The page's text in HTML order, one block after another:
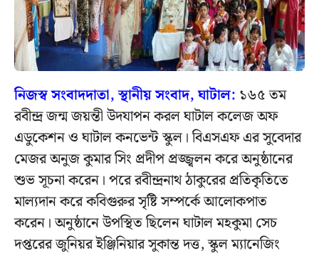
নিজস্ব সংবাদদাতা, স্থানীয় সংবাদ, ঘাটাল: ১৬৫ তম
রবীন্দ্র জন্ম জয়ন্তী উদযাপন করল ঘাটাল কলেজ অফ
এডুকেশন ও ঘাটাল কনভেন্ট স্কুল। বিএসএফ এর সুবেদার
মেজর অনুজ কুমার সিং প্রদীপ প্রজ্জ্বলন করে অনুষ্ঠানের
শুভ সূচনা করেন। পরে রবীন্দ্রনাথ ঠাকুরের প্রতিকৃতিতে
মাল্যদান করে কবিগুরুর সৃষ্টি সম্পর্কে আলোকপাত
করেন। অনুষ্ঠানে উপস্থিত ছিলেন ঘাটাল মহকুমা সেচ
দপ্তরের জুনিয়র ইঞ্জিনিয়ার সুকান্ত দত্ত, স্কুল ম্যানেজিং